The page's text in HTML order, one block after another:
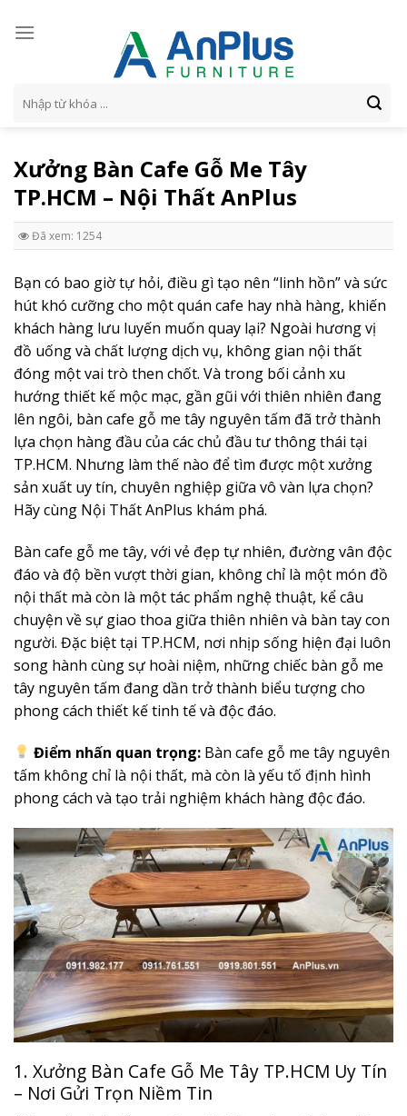
kiếm:
Xưởng Bàn Cafe Gỗ Me Tây
TP.HCM – Nội Thất AnPlus
Đã xem: 1254
Bạn có bao giờ tự hỏi, điều gì tạo nên “linh hồn” và sức
hút khó cưỡng cho một quán cafe hay nhà hàng, khiến
khách hàng lưu luyến muốn quay lại? Ngoài hương vị
đồ uống và chất lượng dịch vụ, không gian nội thất
đóng một vai trò then chốt. Và trong bối cảnh xu
hướng thiết kế mộc mạc, gần gũi với thiên nhiên đang
lên ngôi, bàn cafe gỗ me tây nguyên tấm đã trở thành
lựa chọn hàng đầu của các chủ đầu tư thông thái tại
TP.HCM. Nhưng làm thế nào để tìm được một xưởng
sản xuất uy tín, chuyên nghiệp giữa vô vàn lựa chọn?
Hãy cùng Nội Thất AnPlus khám phá.
Bàn cafe gỗ me tây, với vẻ đẹp tự nhiên, đường vân độc
đáo và độ bền vượt thời gian, không chỉ là một món đồ
nội thất mà còn là một tác phẩm nghệ thuật, kể câu
chuyện về sự giao thoa giữa thiên nhiên và bàn tay con
người. Đặc biệt tại TP.HCM, nơi nhịp sống hiện đại luôn
song hành cùng sự hoài niệm, những chiếc bàn gỗ me
tây nguyên tấm đang dần trở thành biểu tượng cho
phong cách thiết kế tinh tế và độc đáo.
Điểm nhấn quan trọng: Bàn cafe gỗ me tây nguyên
tấm không chỉ là nội thất, mà còn là yếu tố định hình
phong cách và tạo trải nghiệm khách hàng độc đáo.
1. Xưởng Bàn Cafe Gỗ Me Tây TP.HCM Uy Tín
– Nơi Gửi Trọn Niềm Tin